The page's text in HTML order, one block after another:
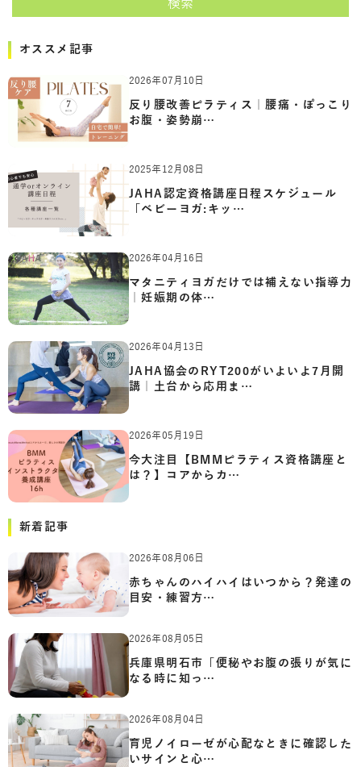
検索
オススメ記事
2026年07月10日
反り腰改善ピラティス｜腰痛・ぽっこり
お腹・姿勢崩…
2025年12月08日
JAHA認定資格講座日程スケジュール
「ベビーヨガ:キッ…
2026年04月16日
マタニティヨガだけでは補えない指導力
｜妊娠期の体…
2026年04月13日
JAHA協会のRYT200がいよいよ7月開
講｜土台から応用ま…
2026年05月19日
今大注目【BMMピラティス資格講座と
は？】コアからカ…
新着記事
2026年08月06日
赤ちゃんのハイハイはいつから？発達の
目安・練習方…
2026年08月05日
兵庫県明石市「便秘やお腹の張りが気に
なる時に知っ…
2026年08月04日
育児ノイローゼが心配なときに確認した
いサインと心…